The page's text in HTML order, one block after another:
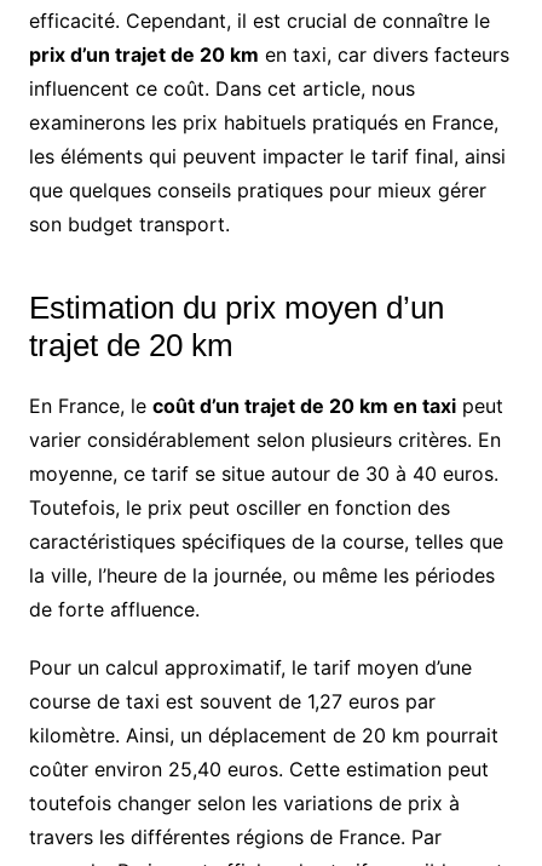
efficacité. Cependant, il est crucial de connaître le
prix d’un trajet de 20 km en taxi, car divers facteurs
influencent ce coût. Dans cet article, nous
examinerons les prix habituels pratiqués en France,
les éléments qui peuvent impacter le tarif final, ainsi
que quelques conseils pratiques pour mieux gérer
son budget transport.
Estimation du prix moyen d’un
trajet de 20 km
En France, le coût d’un trajet de 20 km en taxipeut
varier considérablement selon plusieurs critères. En
moyenne, ce tarif se situe autour de 30 à 40 euros.
Toutefois, le prix peut osciller en fonction des
caractéristiques spécifiques de la course, telles que
la ville, l’heure de la journée, ou même les périodes
de forte affluence.
Pour un calcul approximatif, le tarif moyen d’une
course de taxi est souvent de 1,27 euros par
kilomètre. Ainsi, un déplacement de 20 km pourrait
coûter environ 25,40 euros. Cette estimation peut
toutefois changer selon les variations de prix à
travers les différentes régions de France. Par